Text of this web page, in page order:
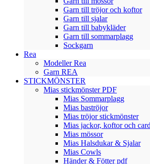
Garn till tröjor och koftor
Garn till sjalar
Garn till babykläder
Garn till sommarplagg
Sockgarn
Rea
Modeller Rea
Garn REA
STICKMÖNSTER
Mias stickmönster PDF
Mias Sommarplagg
Mias baströjor
Mias tröjor stickmönster
Mias jackor, koftor och
Mias mössor
Mias Halsdukar & Sjalar
Mias Cowls
Händer & Fötter pdf